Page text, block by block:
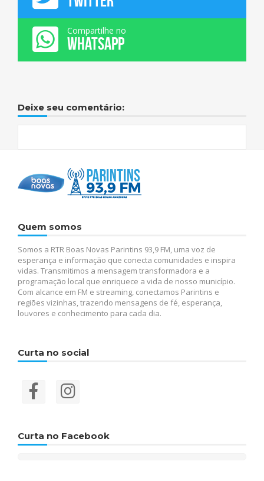
Compartilhe no
WHATSAPP
Deixe seu comentário:
Quem somos
Somos a RTR Boas Novas Parintins 93,9 FM, uma voz de
esperança e informação que conecta comunidades e inspira
vidas. Transmitimos a mensagem transformadora e a
programação local que enriquece a vida de nosso município.
Com alcance em FM e streaming, conectamos Parintins e
regiões vizinhas, trazendo mensagens de fé, esperança,
louvores e conhecimento para cada dia.
Curta no social
Curta no Facebook